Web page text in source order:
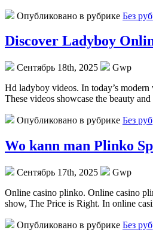
Опубликовано в рубрике Без
Discover Ladyboy
Сентябрь 18th, 2025
Gwp
Hd ladyboy videos. In today’s
These videos showcase the beauty
Опубликовано в рубрике Без
Wo kann man Plinko
Сентябрь 17th, 2025
Gwp
Online casino plinko. Online casino
show, The Price is Right. In online
Опубликовано в рубрике Без